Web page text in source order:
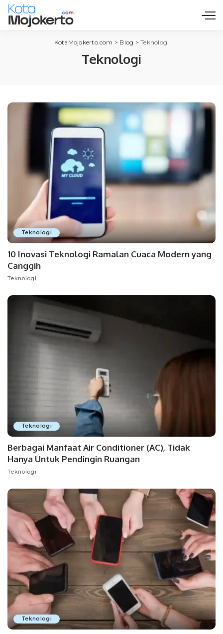
KotaMojokerto.com > Blog >Teknologi
Teknologi
Teknologi
10 Inovasi Teknologi Ramalan Cuaca Modern yang
Canggih
Teknologi
Teknologi
Berbagai Manfaat Air Conditioner (AC), Tidak
Hanya Untuk Pendingin Ruangan
Teknologi
Teknologi